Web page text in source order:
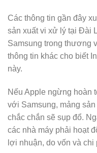
Các thông tin gần đây
sản xuất vi xử lý tại Đài
Samsung trong thương
thông tin khác cho biết
này.
Nếu Apple ngừng hoàn
với Samsung, mảng
chắc chắn sẽ sụp đổ.
các nhà máy phải hoạt
lợi nhuận, do vốn và